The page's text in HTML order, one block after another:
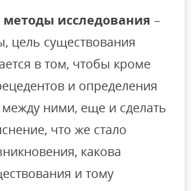
методы исследования –
цель существования
в том, чтобы кроме
и определения
ними, еще и сделать
что же стало
какова
и тому